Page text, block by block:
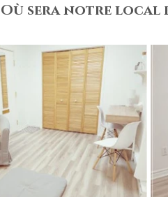
Où sera notre local